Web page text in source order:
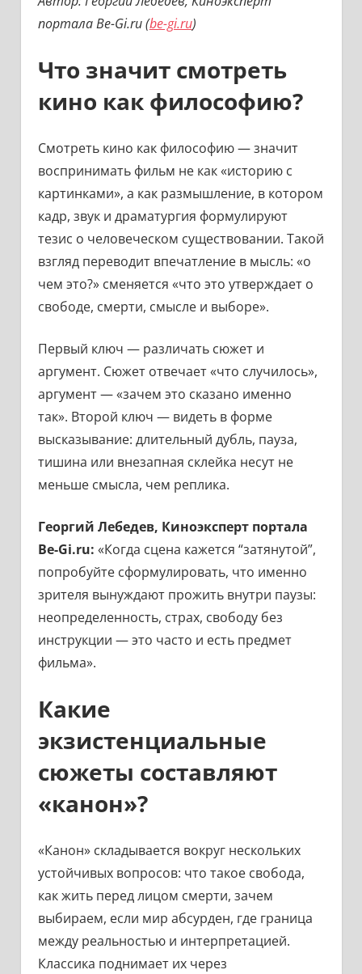
портала Be-Gi.ru (be-gi.ru)
Что значит смотреть
кино как философию?
Смотреть кино как философию — значит
воспринимать фильм не как «историю с
картинками», а как размышление, в котором
кадр, звук и драматургия формулируют
тезис о человеческом существовании. Такой
взгляд переводит впечатление в мысль: «о
чем это?» сменяется «что это утверждает о
свободе, смерти, смысле и выборе».
Первый ключ — различать сюжет и
аргумент. Сюжет отвечает «что случилось»,
аргумент — «зачем это сказано именно
так». Второй ключ — видеть в форме
высказывание: длительный дубль, пауза,
тишина или внезапная склейка несут не
меньше смысла, чем реплика.
Георгий Лебедев, Киноэксперт портала
Be-Gi.ru: «Когда сцена кажется “затянутой”,
попробуйте сформулировать, что именно
зрителя вынуждают прожить внутри паузы:
неопределенность, страх, свободу без
инструкции — это часто и есть предмет
фильма».
Какие
экзистенциальные
сюжеты составляют
«канон»?
«Канон» складывается вокруг нескольких
устойчивых вопросов: что такое свобода,
как жить перед лицом смерти, зачем
выбираем, если мир абсурден, где граница
между реальностью и интерпретацией.
Классика поднимает их через